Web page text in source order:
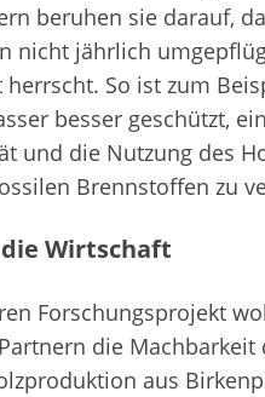
beruhen sie darauf,
nicht jährlich
So ist zum
besser geschützt,
und die Nutzung des
Brennstoffen zu
Wirtschaft
Forschungsprojekt
die Machbarkeit
aus